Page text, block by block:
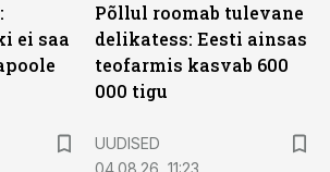
ei saa
Põllul roomab tulevane
delikatess: Eesti ainsas
teofarmis kasvab 600
000 tigu
UUDISED
04.08.26, 11:23